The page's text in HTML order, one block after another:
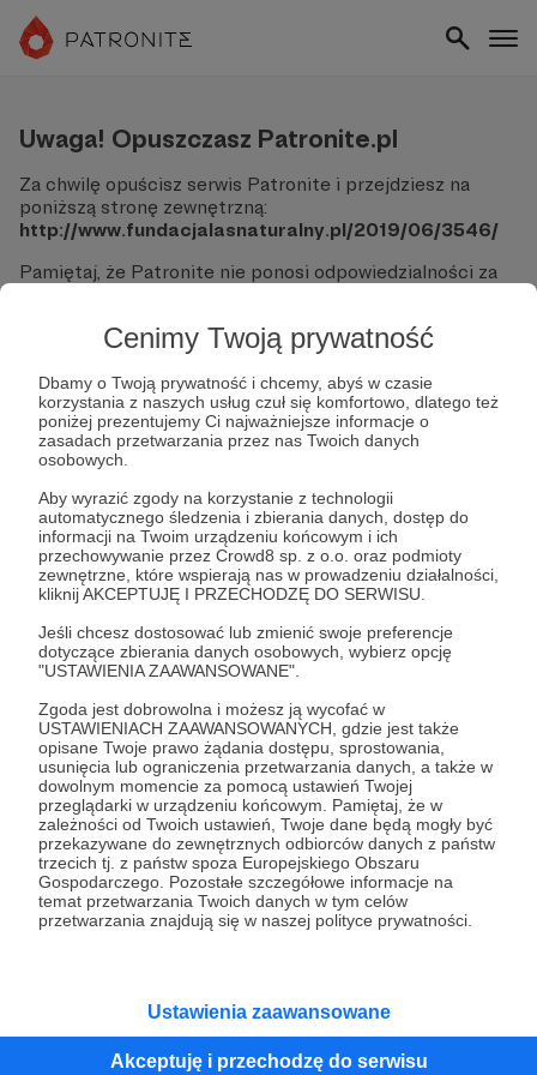
Cenimy Twoją prywatność
Dbamy o Twoją prywatność i chcemy, abyś w czasie
korzystania z naszych usług czuł się komfortowo, dlatego też
poniżej prezentujemy Ci najważniejsze informacje o
zasadach przetwarzania przez nas Twoich danych
osobowych.
Aby wyrazić zgody na korzystanie z technologii
automatycznego śledzenia i zbierania danych, dostęp do
informacji na Twoim urządzeniu końcowym i ich
przechowywanie przez Crowd8 sp. z o.o. oraz podmioty
zewnętrzne, które wspierają nas w prowadzeniu działalności,
kliknij AKCEPTUJĘ I PRZECHODZĘ DO SERWISU.
Jeśli chcesz dostosować lub zmienić swoje preferencje
dotyczące zbierania danych osobowych, wybierz opcję
"USTAWIENIA ZAAWANSOWANE".
Zgoda jest dobrowolna i możesz ją wycofać w
USTAWIENIACH ZAAWANSOWANYCH, gdzie jest także
opisane Twoje prawo żądania dostępu, sprostowania,
usunięcia lub ograniczenia przetwarzania danych, a także w
dowolnym momencie za pomocą ustawień Twojej
przeglądarki w urządzeniu końcowym. Pamiętaj, że w
zależności od Twoich ustawień, Twoje dane będą mogły być
przekazywane do zewnętrznych odbiorców danych z państw
trzecich tj. z państw spoza Europejskiego Obszaru
Gospodarczego. Pozostałe szczegółowe informacje na
temat przetwarzania Twoich danych w tym celów
przetwarzania znajdują się w naszej polityce prywatności.
Ustawienia zaawansowane
Akceptuję i przechodzę do serwisu
Uwaga! Opuszczasz Patronite.pl
Za chwilę opuścisz serwis Patronite i przejdziesz na
poniższą stronę zewnętrzną:
http://www.fundacjalasnaturalny.pl/2019/06/3546/
Pamiętaj, że Patronite nie ponosi odpowiedzialności za
Nie podawaj swoich danych logowania ani informacji
finansowych na podjerzanych stronach.
Sprawdź dokładnie adres URL, zanim klikniesz przycisk
"Tak, przejdź do strony".
Jeśli masz wątpliwości, wróć do Patronite i zweryfikuj
link.
Czy na pewno chcesz kontynuować?
Tak, przejdź do strony
Kategorie
O Patronite
Dodatkowe produkty
Pomoc
RegulaminPolityka prywatnościPatronite Commons
Unia Europejska